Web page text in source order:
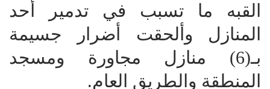
القبه ما تسبب في تدمير أحد
المنازل وألحقت أضرار جسيمة
بـ(6) منازل مجاورة ومسجد
المنطقة والطريق العام.